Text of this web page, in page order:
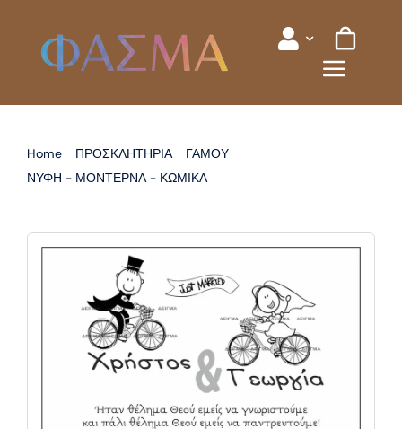
content
Home ΠΡΟΣΚΛΗΤΗΡΙΑ
ΓΑΜΟΥ
ΝΥΦΗ - ΜΟΝΤΕΡΝΑ - ΚΩΜΙΚΑ